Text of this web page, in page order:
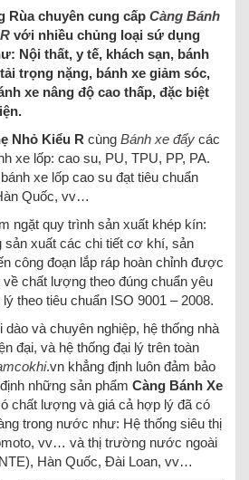
Rùa chuyên cung cấp Càng Bánh
với nhiều chủng loại sứ dụng
Nội thất, y tế, khách sạn, bánh
trọng nặng, bánh xe giảm sóc,
xe nâng độ cao thấp, đặc biệt
Nhỏ Kiểu R cùng Bánh xe đẩy các
xe lốp: cao su, PU, TPU, PP, PA.
xe lốp cao su đạt tiêu chuẩn
Quốc, vv…
ngặt quy trình sản xuất khép kín:
sản xuất các chi tiết cơ khí, sản
công đoạn lắp ráp hoàn chỉnh được
chất lượng theo đúng chuẩn yêu
theo tiêu chuẩn ISO 9001 – 2008.
và chuyên nghiệp, hệ thống nhà
đại, và hệ thống đại lý trên toàn
.vn khẳng định luôn đảm bảo
những sản phẩm Càng Bánh Xe
chất lượng và giá cả hợp lý đã có
trong nước như: Hệ thống siêu thị
vv… và thị trường nước ngoài
Hàn Quốc, Đài Loan, vv…